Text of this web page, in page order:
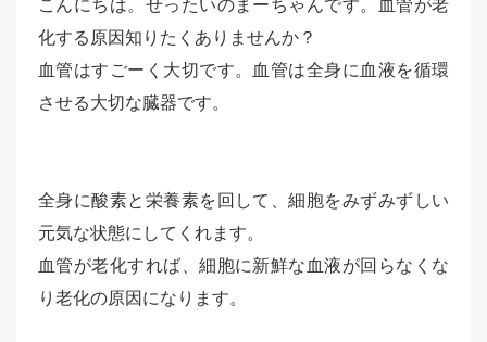
こんにちは。せったいのまーちゃんです。血管が老
化する原因知りたくありませんか？
血管はすごーく大切です。血管は全身に血液を循環
させる大切な臓器です。
全身に酸素と栄養素を回して、細胞をみずみずしい
元気な状態にしてくれます。
血管が老化すれば、細胞に新鮮な血液が回らなくな
り老化の原因になります。